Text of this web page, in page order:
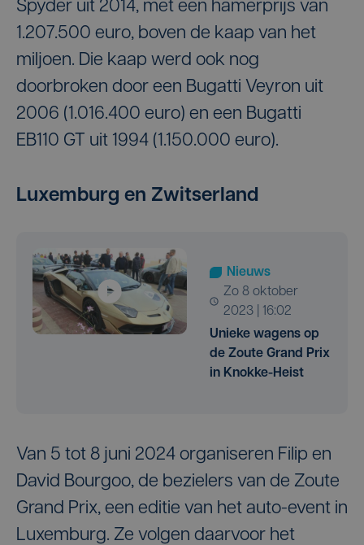
Spyder uit 2014, met een hamerprijs van
1.207.500 euro, boven de kaap van het
miljoen. Die kaap werd ook nog
doorbroken door een Bugatti Veyron uit
2006 (1.016.400 euro) en een Bugatti
EB110 GT uit 1994 (1.150.000 euro).
Luxemburg en Zwitserland
Nieuws
zo 8 oktober
2023 | 16:02
Unieke wagens op
de Zoute Grand Prix
in Knokke-Heist
Van 5 tot 8 juni 2024 organiseren Filip en
David Bourgoo, de bezielers van de Zoute
Grand Prix, een editie van het auto-event in
Luxemburg. Ze volgen daarvoor het